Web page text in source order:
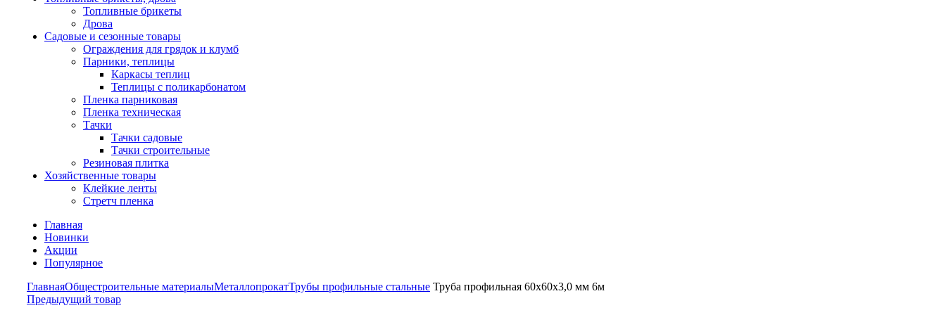
Топливные брикеты
Дрова
Садовые и сезонные товары
Ограждения для грядок и клумб
Парники, теплицы
Каркасы теплиц
Теплицы с поликарбонатом
Пленка парниковая
Пленка техническая
Тачки
Тачки садовые
Тачки строительные
Резиновая плитка
Хозяйственные товары
Клейкие ленты
Стретч пленка
Главная
Новинки
Акции
Популярное
ГлавнаяОбщестроительные материалыМеталлопрокатТрубы профильные стальные Труба профильная 60х60х3,0 мм 6м
Предыдущий товар